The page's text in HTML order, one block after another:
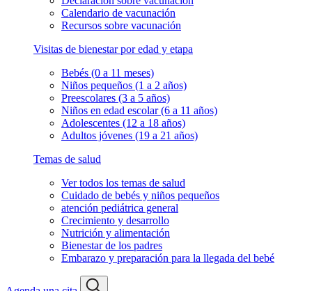
Calendario de vacunación
Recursos sobre vacunación
Visitas de bienestar por edad y etapa
Bebés (0 a 11 meses)
Niños pequeños (1 a 2 años)
Preescolares (3 a 5 años)
Niños en edad escolar (6 a 11 años)
Adolescentes (12 a 18 años)
Adultos jóvenes (19 a 21 años)
Temas de salud
Ver todos los temas de salud
Cuidado de bebés y niños pequeños
atención pediátrica general
Crecimiento y desarrollo
Nutrición y alimentación
Bienestar de los padres
Embarazo y preparación para la llegada del bebé